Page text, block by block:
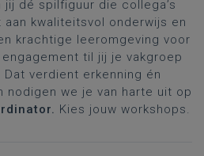
dé spilfiguur die collega’s
kwaliteitsvol onderwijs en
krachtige leeromgeving voor
til jij je vakgroep
verdient erkenning én
nodigen we je van harte uit op
Kies jouw workshops.